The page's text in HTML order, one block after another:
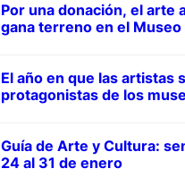
Por una donación, el arte
gana terreno en el Museo
El año en que las artistas
protagonistas de los
Guía de Arte y Cultura:
24 al 31 de enero